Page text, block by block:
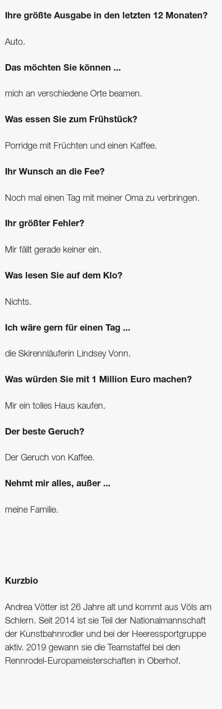
Ihre größte Ausgabe in den letzten 12 Monaten?
Auto.
Das möchten Sie können ...
mich an verschiedene Orte beamen.
Was essen Sie zum Frühstück?
Porridge mit Früchten und einen Kaffee.
Ihr Wunsch an die Fee?
Noch mal einen Tag mit meiner Oma zu verbringen.
Ihr größter Fehler?
Mir fällt gerade keiner ein.
Was lesen Sie auf dem Klo?
Nichts.
Ich wäre gern für einen Tag ...
die Skirennläuferin Lindsey Vonn.
Was würden Sie mit 1 Million Euro machen?
Mir ein tolles Haus kaufen.
Der beste Geruch?
Der Geruch von Kaffee.
Nehmt mir alles, außer ...
meine Familie.
Kurzbio
Andrea Vötter ist 26 Jahre alt und kommt aus Völs am
Schlern. Seit 2014 ist sie Teil der Nationalmannschaft
der Kunstbahnrodler und bei der Heeressportgruppe
aktiv. 2019 gewann sie die Teamstaffel bei den
Rennrodel-Europameisterschaften in Oberhof.